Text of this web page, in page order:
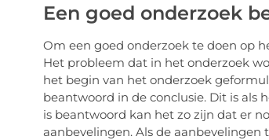
Een goed onderzoek
Om een goed onderzoek te doen op
Het probleem dat in het onderzoek
het begin van het onderzoek
beantwoord in de conclusie. Dit is als
is beantwoord kan het zo zijn dat er
aanbevelingen. Als de